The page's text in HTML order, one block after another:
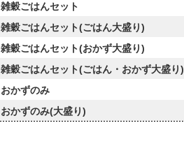
雑穀ごはんセット
雑穀ごはんセット(ごはん大盛り)
雑穀ごはんセット(おかず大盛り)
雑穀ごはんセット(ごはん・おかず大盛り)
おかずのみ
おかずのみ(大盛り)